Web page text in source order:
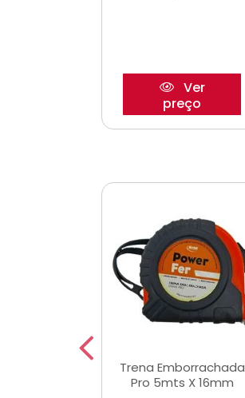
Ver
preço
Trena Emborrachada
Pro 5mts X 16mm